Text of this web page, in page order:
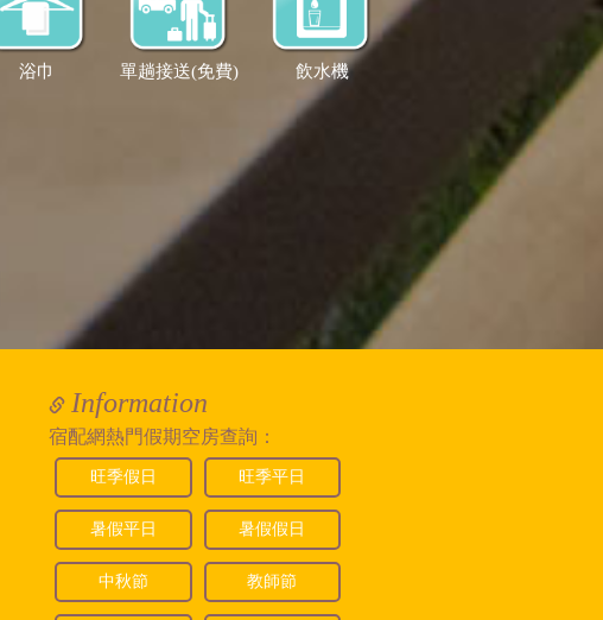
浴巾 單趟接送(免費) 飲水機
Information
宿配網熱門假期空房查詢：
旺季假日 旺季平日
暑假平日 暑假假日
中秋節 教師節